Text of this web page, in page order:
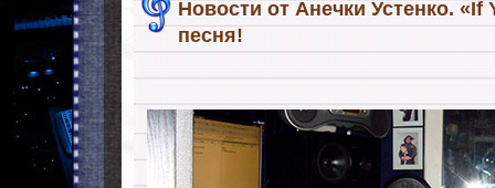
Новости от Анечки Устенко. «If
песня!